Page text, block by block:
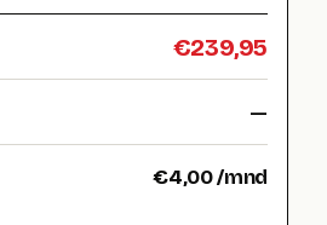
€239,95
—
€4,00/mnd